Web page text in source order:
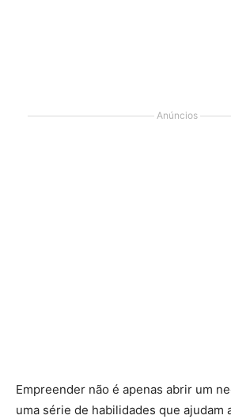
Anúncios
Empreender não é apenas abrir um
uma série de habilidades que ajudam